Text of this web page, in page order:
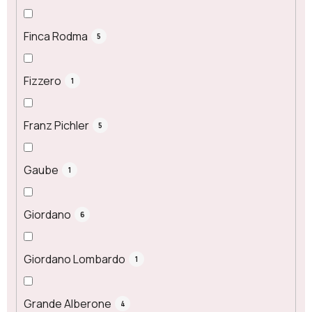
Finca Rodma 5
Fizzero 1
Franz Pichler 5
Gaube 1
Giordano 6
Giordano Lombardo 1
Grande Alberone 4